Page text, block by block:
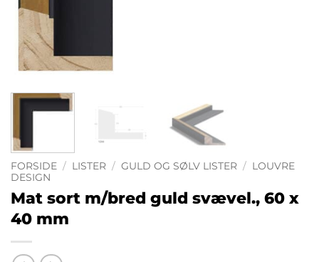
FORSIDE / LISTER / GULD OG SØLV LISTER / LOUVRE
DESIGN
Mat sort m/bred guld svævel., 60 x
40 mm